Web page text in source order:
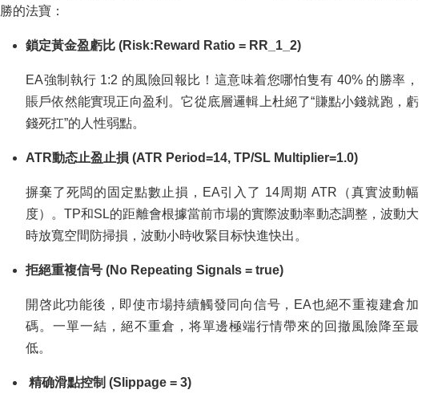
勝的法寶：
鎖定黃金盈虧比 (Risk:Reward Ratio = RR_1_2)
EA強制執行 1:2 的風險回報比！這意味着您哪怕隻有 40% 的勝率，
賬戶依然能實現正向盈利。它從底層邏輯上杜絕了“賺點小錢就跑，虧
錢死扛”的人性弱點。
ATR動态止盈止損 (ATR Period=14, TP/SL Multiplier=1.0)
摒棄了死闆的固定點數止損，EA引入了 14周期 ATR（真實波動幅
度）。TP和SL的距離會根據當前市場的實際波動率動态調整，波動大
時放寬空間防掃損，波動小時收緊目标快進快出。
拒絕重複信号 (No Repeating Signals = true)
開啓此功能後，即使市場持續觸發同向信号，EA也絕不重複建倉加
碼。一單一結，絕不重倉，将單邊極端行情帶來的回撤風險降至最
低。
精确滑點控制 (Slippage = 3)